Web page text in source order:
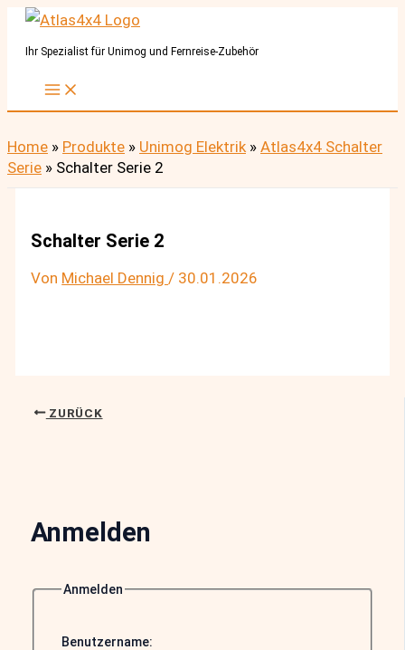
Zum
InhaltIhr Spezialist für Unimog und Fernreise-Zubehör
Home » Produkte » Unimog Elektrik» Atlas4x4 Schalter
Serie » Schalter Serie 2
Schalter Serie 2
Von Michael Dennig/ 30.01.2026
ZURÜCK
Anmelden
Anmelden
Benutzername: